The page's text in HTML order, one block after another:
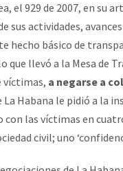
el 929 de 2007, en su
sus actividades,
hecho básico de
llevó a la Mesa de
víctimas, a negarse a
Habana le pidió a la
las víctimas en
civil; uno